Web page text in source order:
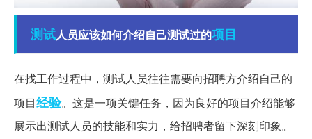
测试人员应该如何介绍自己测试过的项目
在找工作过程中，测试人员往往需要向招聘方介绍自己的
项目经验。这是一项关键任务，因为良好的项目介绍能够
展示出测试人员的技能和实力，给招聘者留下深刻印象。